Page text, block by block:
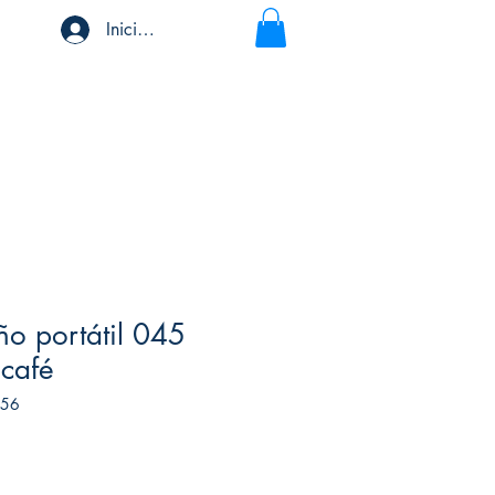
Iniciar sesión
portátil 045